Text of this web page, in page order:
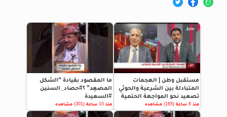
مستقبل وطن | الهجمات
المتبادلة بين الشرعية والحوثي
تصعيد نحو المواجهة الحتمية
منذ 8 ساعة (165) مشاهده
ما المقصود بقيادة “الشكل
المصعِد” ؟#حصاد_السنين
#السعيدة
منذ 10 ساعة (301) مشاهده